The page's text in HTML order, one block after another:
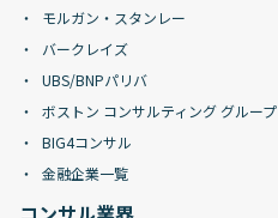
モルガン・スタンレー
バークレイズ
UBS/BNPパリバ
ボストン コンサルティング グループ
BIG4コンサル
金融企業一覧